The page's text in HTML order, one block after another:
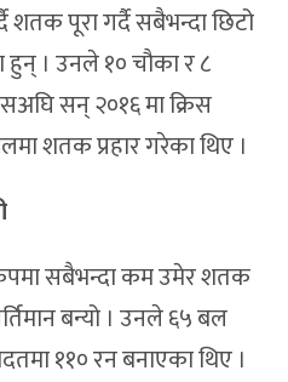
शतक पूरा गर्दै सबैभन्दा छिटो
। उनले १० चौका र ८
सन् २०१६ मा क्रिस
शतक प्रहार गरेका थिए ।
सबैभन्दा कम उमेर शतक
बन्यो । उनले ६५ बल
११० रन बनाएका थिए ।